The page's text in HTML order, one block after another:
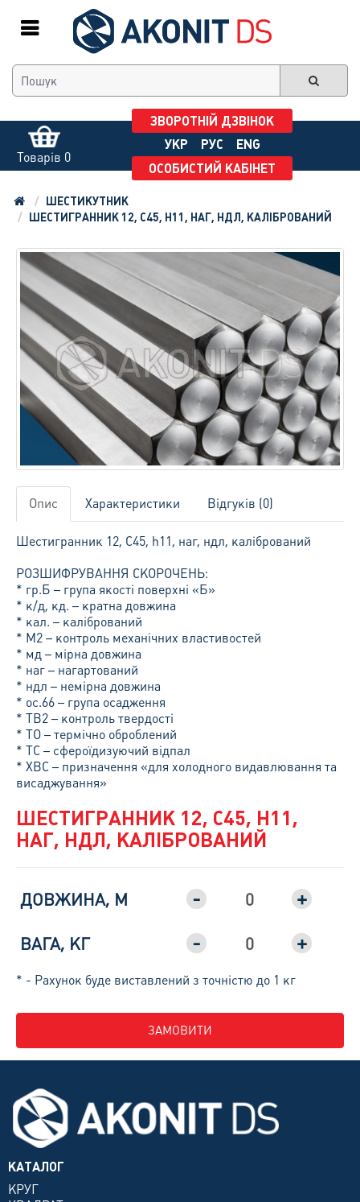
Товарів 0
ЗВОРОТНІЙ ДЗВІНОК
УКР
РУС
ENG
ОСОБИСТИЙ КАБІНЕТ
ШЕСТИКУТНИК
ШЕСТИГРАННИК 12, С45, H11, НАГ, НДЛ, КАЛІБРОВАНИЙ
Опис Характеристики Відгуків (0)
Шестигранник 12, С45, h11, наг, ндл, калібрований
РОЗШИФРУВАННЯ СКОРОЧЕНЬ:
* гр.Б – група якості поверхні «Б»
* к/д, кд. – кратна довжина
* кал. – калібрований
* М2 – контроль механічних властивостей
* мд – мірна довжина
* наг – нагартований
* ндл – немірна довжина
* ос.66 – група осадження
* ТВ2 – контроль твердості
* ТО – термічно оброблений
* ТС – сфероїдизуючий відпал
* ХВС – призначення «для холодного видавлювання та
висаджування»
ШЕСТИГРАННИК 12, С45, H11,
НАГ, НДЛ, КАЛІБРОВАНИЙ
ДОВЖИНА, М - +
ВАГА, КГ - +
* - Рахунок буде виставлений з точністю до 1 кг
ЗАМОВИТИ
КАТАЛОГ
КРУГ